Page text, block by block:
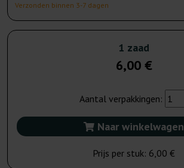
Verzonden binnen 3-7 dagen
1 zaad
6,00 €
Aantal verpakkingen:
Naar winkelwagen
Prijs per stuk: 6,00 €